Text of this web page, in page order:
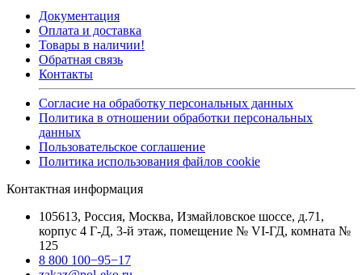
Документация
Оплата и доставка
Товары в наличии!
Обратная связь
Контакты
Согласие на обработку персональных данных
Политика в отношении обработки персональных
данных
Пользовательское соглашение
Политика использования файлов cookie
Контактная информация
105613, Россия, Москва, Измайловское шоссе, д.71,
корпус 4 Г-Д, 3-й этаж, помещение № VI-ГД, комната №
125
8 800 100−95−17